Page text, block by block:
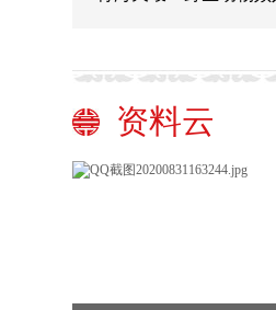
资料云